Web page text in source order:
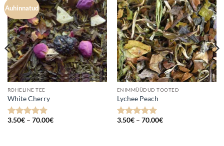
Auhinnatud
Lisa
lemmikuks
ROHELINE TEE
White Cherry
Hinnanguga
3.50€ – 70.00€Hinnavahemik:
Lisa
lemmikuks
ENIMMÜÜDUD TOOTED
Lychee Peach
Hinnanguga
3.50€ – 70.00€Hinnavahemik: